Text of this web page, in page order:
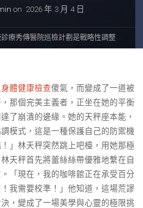
on 2026 年 3 月 4 日
療秀傳醫院巡檢計劃是戰略性調整
體健康檢查傻氣，而變成了一道被
那個完美主義者，正坐在她的平衡
了崩潰的邊緣。她的天秤座本能，
模式，這是一種保護自己的防禦機
」林天秤突然跳上吧檯，用她那極
天秤首先將蕾絲絲帶優雅地繫在自
「現在，我的咖啡館正在承受百分
我需要校準！」他知道，這場荒謬
，變成了一場美學與心靈的極限挑